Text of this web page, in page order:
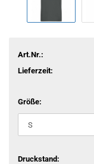
Art.Nr.:
Lieferzeit:
Größe:
Druckstand: